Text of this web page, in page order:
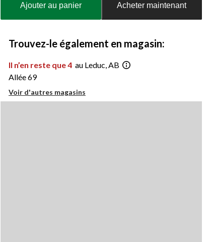
Ajouter au panier Acheter maintenant
Trouvez-le également en magasin:
Il n’en reste que 4 au Leduc, AB
Allée 69
Voir d'autres magasins